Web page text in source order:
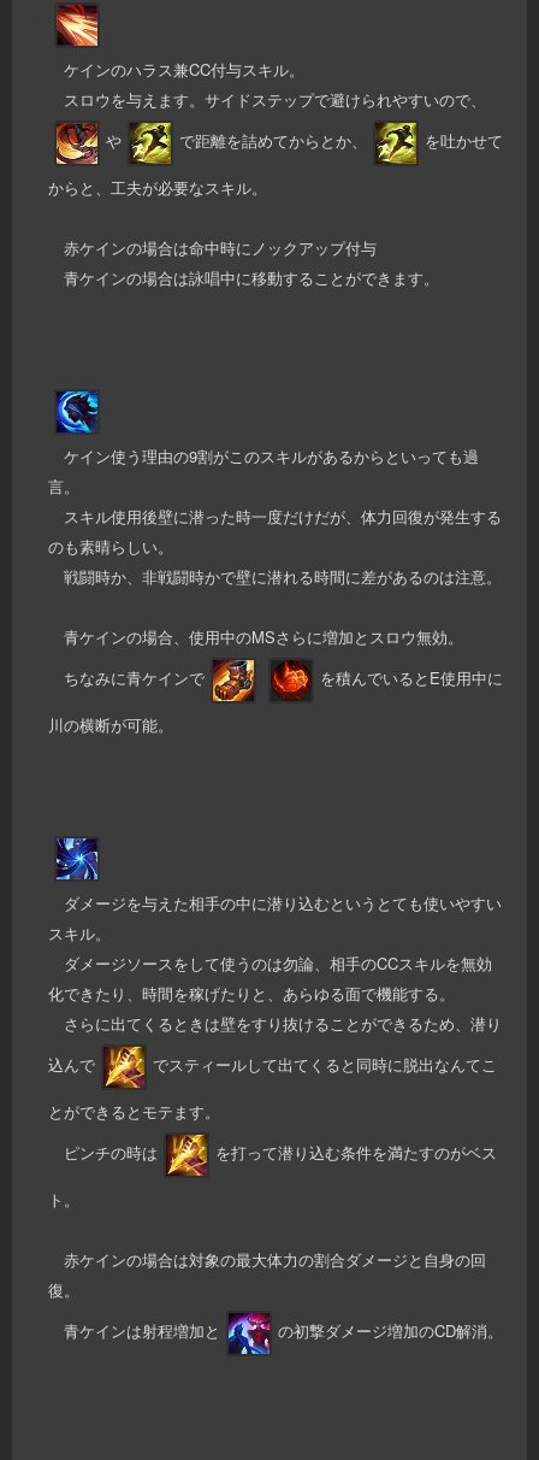
ケインのハラス兼CC付与スキル。
スロウを与えます。サイドステップで避けられやすいので、
や
で距離を詰めてからとか、 を吐かせて
からと、工夫が必要なスキル。
赤ケインの場合は命中時にノックアップ付与
青ケインの場合は詠唱中に移動することができます。
ケイン使う理由の9割がこのスキルがあるからといっても過
言。
スキル使用後壁に潜った時一度だけだが、体力回復が発生する
のも素晴らしい。
戦闘時か、非戦闘時かで壁に潜れる時間に差があるのは注意。
青ケインの場合、使用中のMSさらに増加とスロウ無効。
ちなみに青ケインで
を積んでいるとE使用中に
川の横断が可能。
ダメージを与えた相手の中に潜り込むというとても使いやすい
スキル。
ダメージソースをして使うのは勿論、相手のCCスキルを無効
化できたり、時間を稼げたりと、あらゆる面で機能する。
さらに出てくるときは壁をすり抜けることができるため、潜り
込んで
でスティールして出てくると同時に脱出なんてこ
とができるとモテます。
ピンチの時は
を打って潜り込む条件を満たすのがベス
ト。
赤ケインの場合は対象の最大体力の割合ダメージと自身の回
復。
青ケインは射程増加と
の初撃ダメージ増加のCD解消。